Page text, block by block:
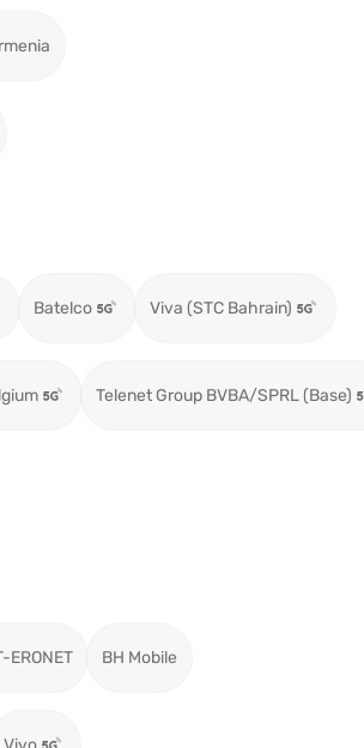
Batelco Viva (STC Bahrain)
Telenet Group BVBA/SPRL (Base)
ERONET BH Mobile